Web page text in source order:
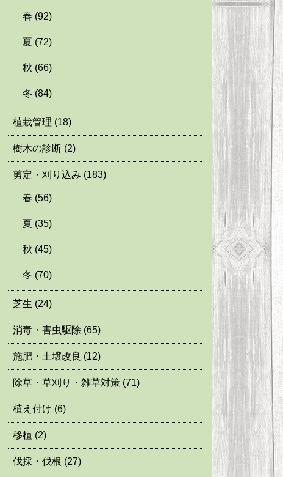
春 (92)
夏 (72)
秋 (66)
冬 (84)
植栽管理 (18)
樹木の診断 (2)
剪定・刈り込み (183)
春 (56)
夏 (35)
秋 (45)
冬 (70)
芝生 (24)
消毒・害虫駆除 (65)
施肥・土壌改良 (12)
除草・草刈り・雑草対策 (71)
植え付け (6)
移植 (2)
伐採・伐根 (27)